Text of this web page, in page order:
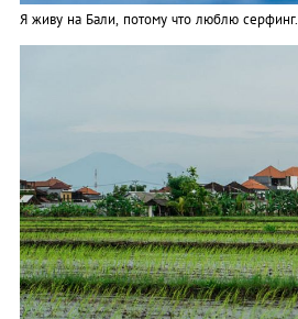
Я живу на Бали, потому что люблю серфинг.